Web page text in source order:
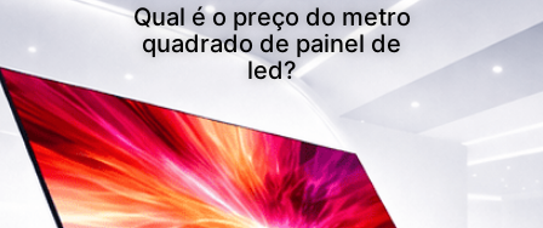
Qual é o preço do metro
quadrado de painel de
led?